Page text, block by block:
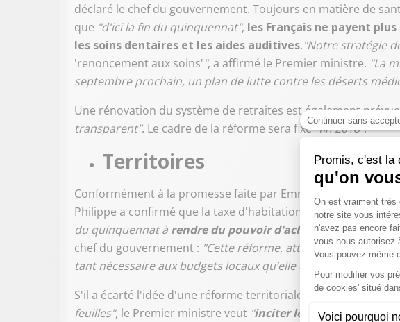
déclaré le chef du gouvernement. Toujours en matière de
que "d'ici la fin du quinquennat", les Français ne payent
les soins dentaires et les aides auditives."Notre stratégie
'renoncement aux soins'", a affirmé le Premier ministre. "La
septembre prochain, un plan de lutte contre les déserts
Une rénovation du système de retraites est également
transparent". Le cadre de la réforme sera fixé"fin 2018".
Territoires
Conformément à la promesse faite par Emmanuel Macron
Philippe a confirmé que la taxe d'habitation serait réformée
du quinquennat à rendre du pouvoir d'achatà l'immense
chef du gouvernement : "Cette réforme, attendue par les
tant nécessaire aux budgets locaux qu’elle est injuste dans
S'il a écarté l'idée d'une réforme territoriale, car il ne veut pas
feuilles", le Premier ministre veut "inciter les territoires à